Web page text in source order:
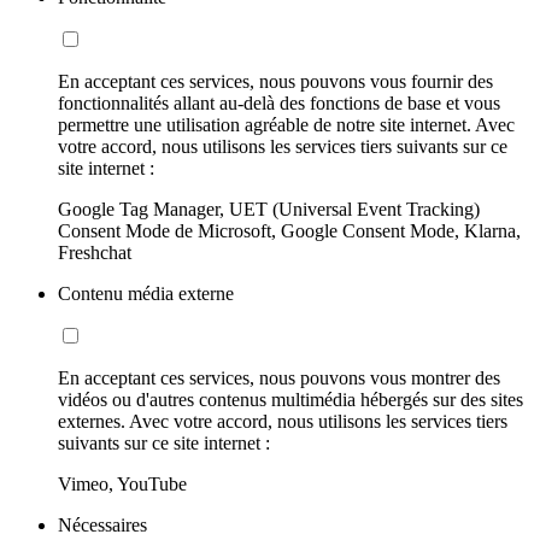
En acceptant ces services, nous pouvons vous fournir des
fonctionnalités allant au-delà des fonctions de base et vous
permettre une utilisation agréable de notre site internet. Avec
votre accord, nous utilisons les services tiers suivants sur ce
site internet :
Google Tag Manager, UET (Universal Event Tracking)
Consent Mode de Microsoft, Google Consent Mode, Klarna,
Freshchat
Contenu média externe
En acceptant ces services, nous pouvons vous montrer des
vidéos ou d'autres contenus multimédia hébergés sur des sites
externes. Avec votre accord, nous utilisons les services tiers
suivants sur ce site internet :
Vimeo, YouTube
Nécessaires